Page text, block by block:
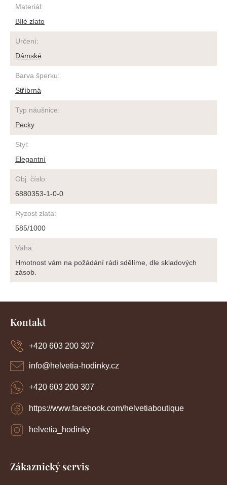
Materiál:
Bílé zlato
Určení:
Dámské
Barva šperku:
Stříbrná
Typ náušnice:
Pecky
Styl:
Elegantní
Obj. číslo:
6880353-1-0-0
Ryzost zlata:
585/1000
Váha:
Hmotnost vám na požádání rádi sdělíme, dle skladových
zásob.
Kontakt
info@helvetia-hodinky.cz
+420 603 200 307
https://www.facebook.com/helvetiaboutique
helvetia_hodinky
+420 603 200 307
Zákaznický servis